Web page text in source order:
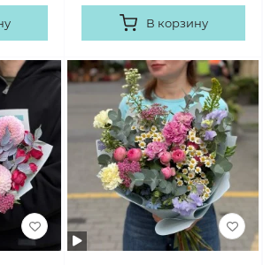
В корзину